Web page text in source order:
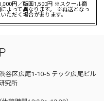
円／版画1,500円 ※スクール商
よって異なります。 ※再送となっ
ただく場合があります。
谷区広尾1-10-5 テック広尾ビル
究所